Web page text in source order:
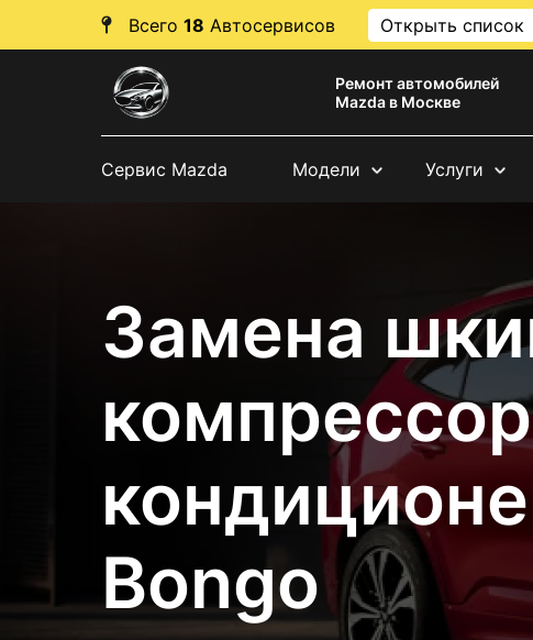
Всего 18 Автосервисов Открыть список
Ремонт автомобилей
Mazda в Москве
Сервис Mazda Модели Услуги
Замена
Bongo